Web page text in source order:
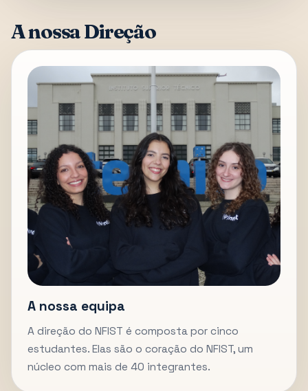
A nossa Direção
A nossa equipa
A direção do NFIST é composta por cinco
estudantes. Elas são o coração do NFIST, um
núcleo com mais de 40 integrantes.